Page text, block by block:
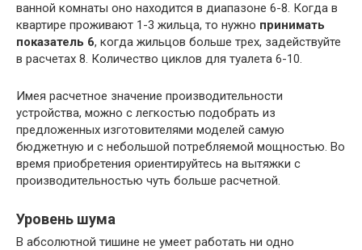
ванной комнаты оно находится в диапазоне 6-8. Когда в
квартире проживают 1-3 жильца, то нужно принимать
показатель 6, когда жильцов больше трех, задействуйте
в расчетах 8. Количество циклов для туалета 6-10.
Имея расчетное значение производительности
устройства, можно с легкостью подобрать из
предложенных изготовителями моделей самую
бюджетную и с небольшой потребляемой мощностью. Во
время приобретения ориентируйтесь на вытяжки с
производительностью чуть больше расчетной.
Уровень шума
В абсолютной тишине не умеет работать ни одно